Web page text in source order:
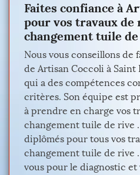
Faites confiance à
pour vos travaux
changement tuile
Nous vous conseillons de
de Artisan Coccoli à Saint
qui a des compétences
critères. Son équipe est
à prendre en charge vos
changement tuile de rive
diplômés pour tous vos
changement tuile de rive
vous pour le diagnostic